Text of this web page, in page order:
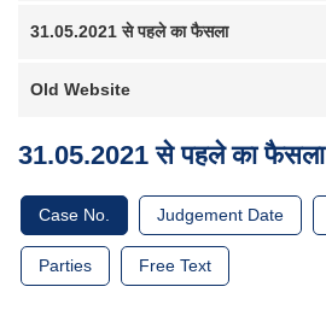
स्टेटस
आदेश
न्यायालय
परिपत्र/
आदेश
अधिनियम
navigation
31.05.2021 से पहले का फैसला
Old Website
31.05.2021 से पहले का फैसला
Case No. Judgement Date
Parties Free Text